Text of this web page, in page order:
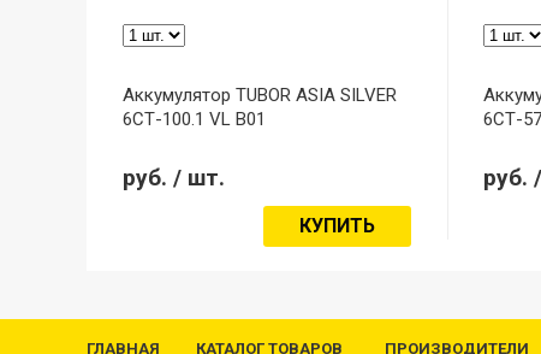
Аккумулятор TUBOR ASIA SILVER
6СТ-100.1 VL B01
руб. / шт.
КУПИТЬ
6СТ-
руб.
ГЛАВНАЯ КАТАЛОГ ТОВАРОВ ПРОИЗВОДИТЕЛИ